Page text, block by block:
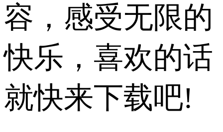
容，感受无限的
快乐，喜欢的话
就快来下载吧!